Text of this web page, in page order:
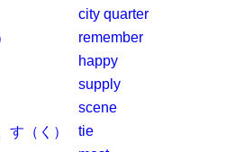
city quarter
remember
happy
supply
scene
す（く）
tie